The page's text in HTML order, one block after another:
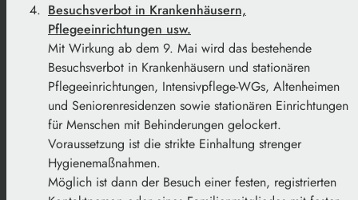
Besuchsverbot in Krankenhäusern,
Pflegeeinrichtungen usw.
Mit Wirkung ab dem 9. Mai wird das bestehende
Besuchsverbot in Krankenhäusern und stationären
Pflegeeinrichtungen, Intensivpflege-WGs, Altenheimen
und Seniorenresidenzen sowie stationären Einrichtungen
für Menschen mit Behinderungen gelockert.
Voraussetzung ist die strikte Einhaltung strenger
Hygienemaßnahmen.
Möglich ist dann der Besuch einer festen, registrierten